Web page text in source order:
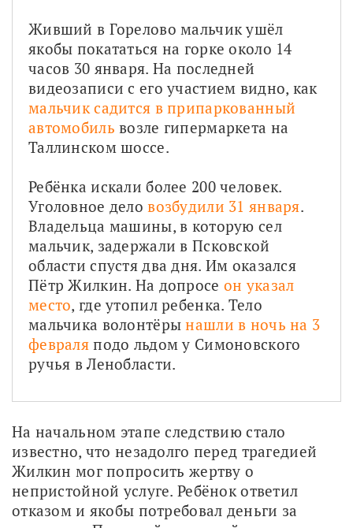
Живший в Горелово мальчик ушёл
якобы покататься на горке около 14
часов 30 января. На последней
мальчик садится в припаркованный
автомобиль возле гипермаркета на
Таллинском шоссе.
Ребёнка искали более 200 человек.
Уголовное дело возбудили 31 января.
Владельца машины, в которую сел
мальчик, задержали в Псковской
области спустя два дня. Им оказался
Пётр Жилкин. На допросе он указал
место, где утопил ребенка. Тело
мальчика волонтёры нашли в ночь на 3
февраля подо льдом у Симоновского
ручья в Ленобласти.
На начальном этапе следствию стало
известно, что незадолго перед трагедией
Жилкин мог попросить жертву о
непристойной услуге. Ребёнок ответил
отказом и якобы потребовал деньги за